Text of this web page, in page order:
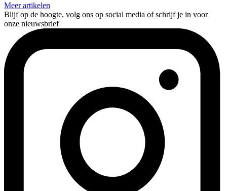
Meer artikelen
Blijf op de hoogte, volg ons op social media of schrijf je in voor
onze nieuwsbrief